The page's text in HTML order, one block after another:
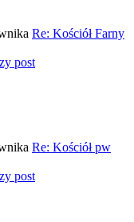
Re: Kościół Farny
post
Re: Kościół pw
post